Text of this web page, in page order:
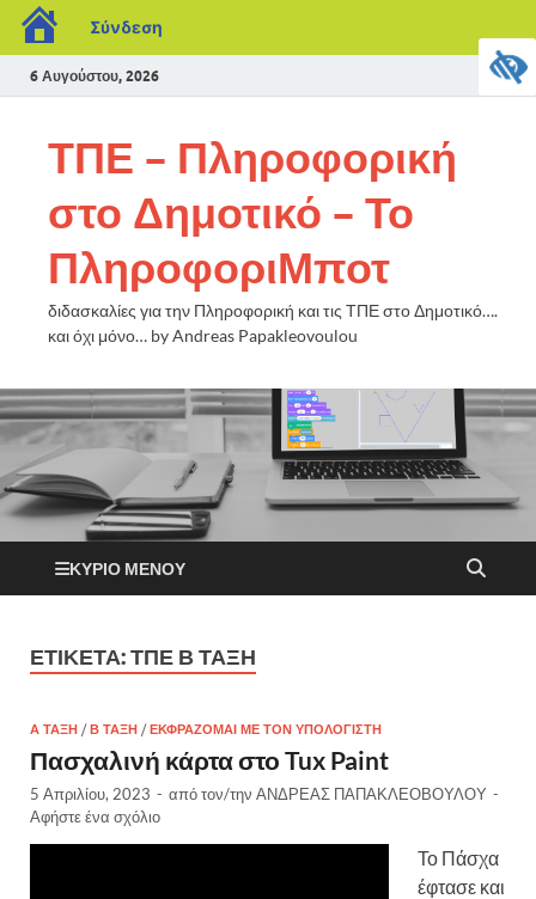
Σύνδεση
6 Αυγούστου, 2026
ΤΠΕ – Πληροφορική
στο Δημοτικό – Το
ΠληροφοριΜποτ
διδασκαλίες για την Πληροφορική και τις ΤΠΕ στο Δημοτικό….
και όχι μόνο… by Andreas Papakleovoulou
ΚΎΡΙΟ ΜΕΝΟΎ
ΕΤΙΚΈΤΑ:ΤΠΕ Β ΤΆΞΗ
Α ΤΆΞΗ /Β ΤΆΞΗ /ΕΚΦΡΆΖΟΜΑΙ ΜΕ ΤΟΝ ΥΠΟΛΟΓΙΣΤΉ
Πασχαλινή κάρτα στο Tux Paint
5 Απριλίου, 2023 - από τον/την ΑΝΔΡΕΑΣ ΠΑΠΑΚΛΕΟΒΟΥΛΟΥ -
Αφήστε ένα σχόλιο
Το Πάσχα
έφτασε και